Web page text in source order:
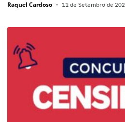
Raquel Cardoso • 11 de Setembro de